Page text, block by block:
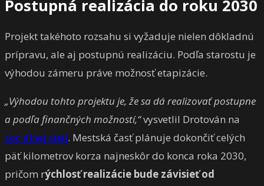
Postupná realizácia do roku 2030
Projekt takéhoto rozsahu si vyžaduje nielen dôkladnú
prípravu, ale aj postupnú realizáciu. Podľa starostu je
výhodou zámeru práve možnosť etapizácie.
„Výhodou tohto projektu je, že sa dá realizovať postupne
a podľa finančných možností,“vysvetlil Drotován na
sociálnej sieti. Mestská časť plánuje dokončiť celých
päť kilometrov korza najneskôr do konca roka 2030,
pričom rýchlosť realizácie bude závisieť od